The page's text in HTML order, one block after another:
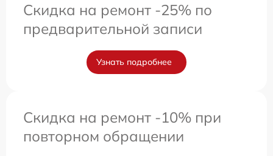
Скидка на ремонт -25% по
предварительной записи
Узнать подробнее
Скидка на ремонт -10% при
повторном обращении